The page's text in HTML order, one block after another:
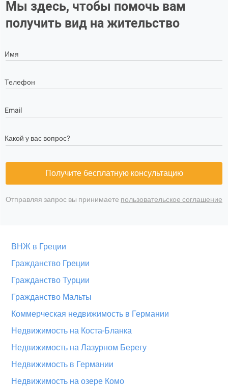
Мы здесь, чтобы помочь вам
получить вид на жительство
Имя
Телефон
Email
Какой у вас вопрос?
Получите бесплатную консультацию
Отправляя запрос вы принимаете пользовательское соглашение
ВНЖ в Греции
Гражданство Греции
Гражданство Турции
Гражданство Мальты
Коммерческая недвижимость в Германии
Недвижимость на Коста-Бланка
Недвижимость на Лазурном Берегу
Недвижимость в Германии
Недвижимость на озере Комо